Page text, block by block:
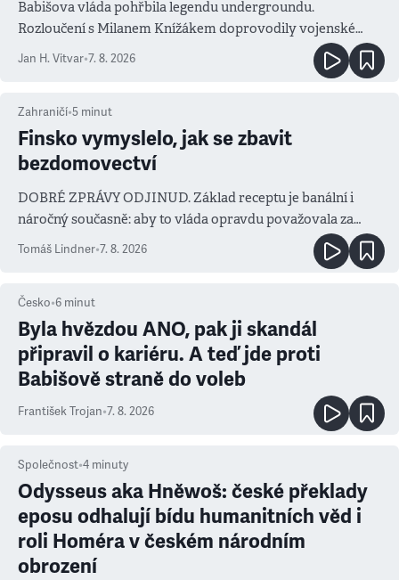
Babišova vláda pohřbila legendu undergroundu.
Rozloučení s Milanem Knížákem doprovodily vojenské
salvy i kritika pokrokářů
Jan H. Vitvar•7. 8. 2026
Zahraničí•5 minut
Finsko vymyslelo, jak se zbavit
bezdomovectví
DOBRÉ ZPRÁVY ODJINUD. Základ receptu je banální i
náročný současně: aby to vláda opravdu považovala za
prioritu
Tomáš Lindner•7. 8. 2026
Česko•6 minut
Byla hvězdou ANO, pak ji skandál
připravil o kariéru. A teď jde proti
Babišově straně do voleb
František Trojan•7. 8. 2026
Společnost•4 minuty
Odysseus aka Hněwoš: české překlady
eposu odhalují bídu humanitních věd i
roli Homéra v českém národním
obrození